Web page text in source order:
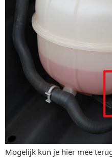
Mogelijk kun je hier mee